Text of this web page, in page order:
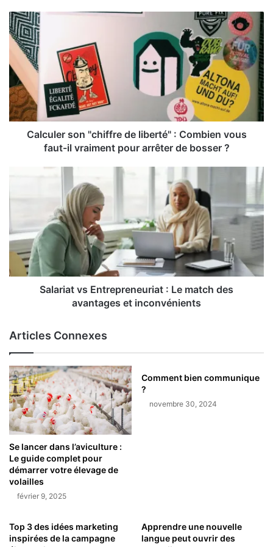
Calculer son "chiffre de liberté" : Combien vous
faut-il vraiment pour arrêter de bosser ?
Salariat vs Entrepreneuriat : Le match des
avantages et inconvénients
Articles Connexes
Se lancer dans l’aviculture :
Le guide complet pour
démarrer votre élevage de
volailles
février 9, 2025
Comment bien communique
?
novembre 30, 2024
Top 3 des idées marketing
inspirées de la campagne
Apprendre une nouvelle
langue peut ouvrir des